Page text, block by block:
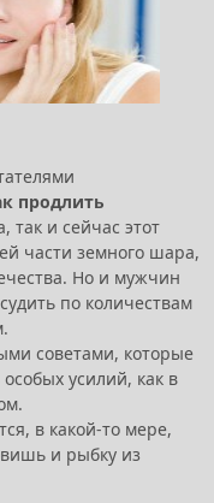
продлить
так и сейчас этот
части земного шара,
Но и мужчин
по количествам
советами, которые
усилий, как в
в какой-то мере,
и рыбку из